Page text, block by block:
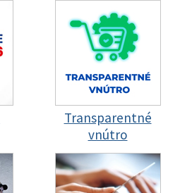
Transparentné
vnútro